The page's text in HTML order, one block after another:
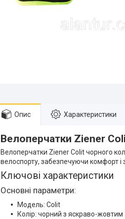
Опис Характеристики
Велоперчатки Ziener
Велоперчатки Ziener Colit чорного
велоспорту, забезпечуючи комфорт і
Ключові характеристики
Основні параметри:
Модель: Colit
Колір: чорний з яскраво-жовтим